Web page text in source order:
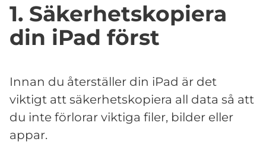
1. Säkerhetskopiera
din iPad först
Innan du återställer din iPad är det
viktigt att säkerhetskopiera all data så att
du inte förlorar viktiga filer, bilder eller
appar.